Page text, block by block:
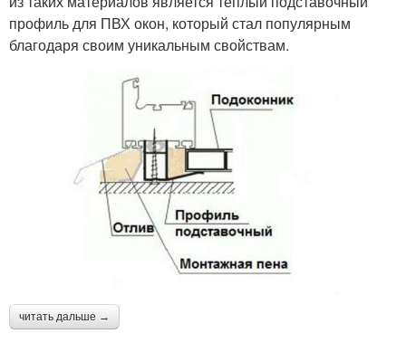
профиль для ПВХ окон, который стал популярным
благодаря своим уникальным свойствам.
читать дальше →